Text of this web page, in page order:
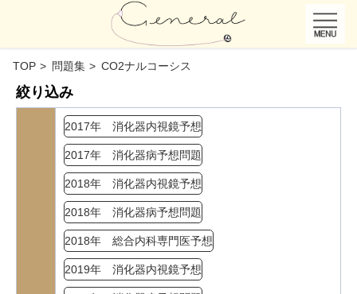
TOP 問題集 CO2ナルコーシス
絞り込み
2017年 消化器内視鏡予想
2017年 消化器病予想問題
2018年 消化器内視鏡予想
2018年 消化器病予想問題
2018年 総合内科専門医予想
2019年 消化器内視鏡予想